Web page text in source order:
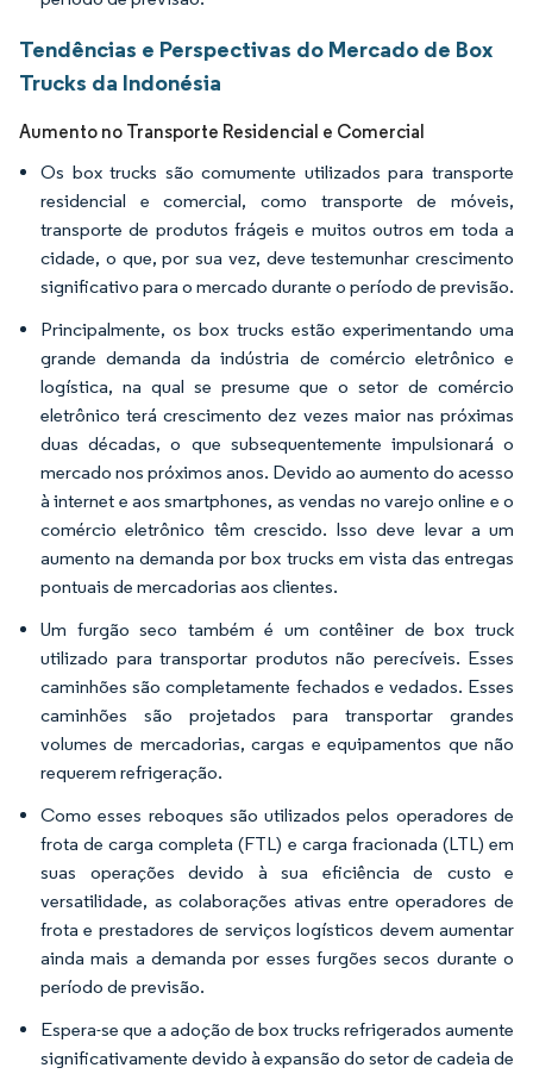
Tendências e Perspectivas do Mercado de Box
Trucks da Indonésia
Aumento no Transporte Residencial e Comercial
Os box trucks são comumente utilizados para transporte
residencial e comercial, como transporte de móveis,
transporte de produtos frágeis e muitos outros em toda a
cidade, o que, por sua vez, deve testemunhar crescimento
significativo para o mercado durante o período de previsão.
Principalmente, os box trucks estão experimentando uma
grande demanda da indústria de comércio eletrônico e
logística, na qual se presume que o setor de comércio
eletrônico terá crescimento dez vezes maior nas próximas
duas décadas, o que subsequentemente impulsionará o
mercado nos próximos anos. Devido ao aumento do acesso
à internet e aos smartphones, as vendas no varejo online e o
comércio eletrônico têm crescido. Isso deve levar a um
aumento na demanda por box trucks em vista das entregas
pontuais de mercadorias aos clientes.
Um furgão seco também é um contêiner de box truck
utilizado para transportar produtos não perecíveis. Esses
caminhões são completamente fechados e vedados. Esses
caminhões são projetados para transportar grandes
volumes de mercadorias, cargas e equipamentos que não
requerem refrigeração.
Como esses reboques são utilizados pelos operadores de
frota de carga completa (FTL) e carga fracionada (LTL) em
suas operações devido à sua eficiência de custo e
versatilidade, as colaborações ativas entre operadores de
frota e prestadores de serviços logísticos devem aumentar
ainda mais a demanda por esses furgões secos durante o
período de previsão.
Espera-se que a adoção de box trucks refrigerados aumente
significativamente devido à expansão do setor de cadeia de